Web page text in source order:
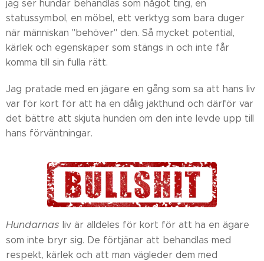
jag ser hundar behandlas som något ting, en
statussymbol, en möbel, ett verktyg som bara duger
när människan "behöver" den. Så mycket potential,
kärlek och egenskaper som stängs in och inte får
komma till sin fulla rätt.
Jag pratade med en jägare en gång som sa att hans liv
var för kort för att ha en dålig jakthund och därför var
det bättre att skjuta hunden om den inte levde upp till
hans förväntningar.
Hundarnas liv är alldeles för kort för att ha en ägare
som inte bryr sig. De förtjänar att behandlas med
respekt, kärlek och att man vägleder dem med